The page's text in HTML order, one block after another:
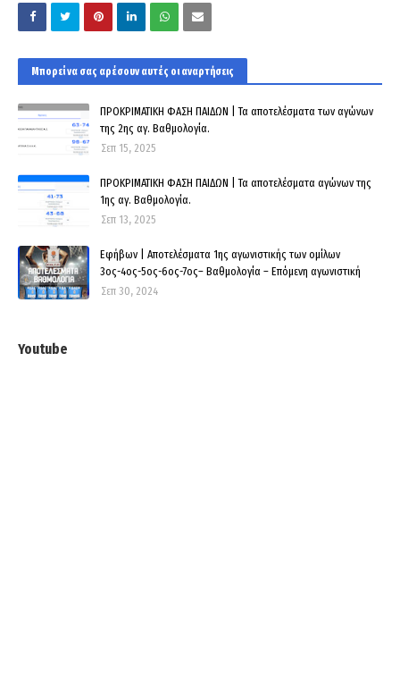
Μπορεί να σας αρέσουν αυτές οι αναρτήσεις
ΠΡΟΚΡΙΜΑΤΙΚΗ ΦΑΣΗ ΠΑΙΔΩΝ | Τα αποτελέσματα των αγώνων
της 2ης αγ. Βαθμολογία.
Σεπ 15, 2025
ΠΡΟΚΡΙΜΑΤΙΚΗ ΦΑΣΗ ΠΑΙΔΩΝ | Τα αποτελέσματα αγώνων της
1ης αγ. Βαθμολογία.
Σεπ 13, 2025
Εφήβων | Αποτελέσματα 1ης αγωνιστικής των ομίλων
3ος-4ος-5ος-6ος-7ος– Βαθμολογία – Επόμενη αγωνιστική
Σεπ 30, 2024
Youtube